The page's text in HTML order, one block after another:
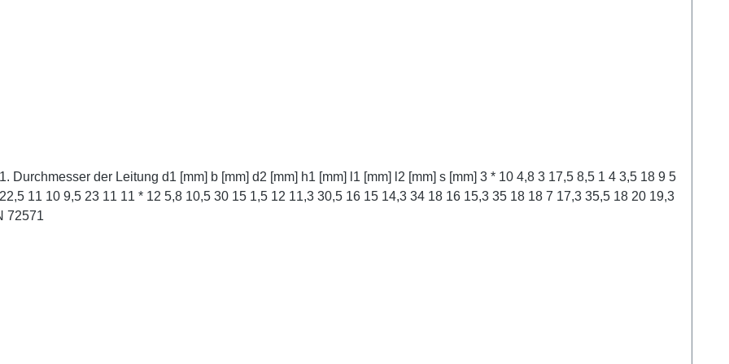
9 5
* Ähnlich DIN 72571